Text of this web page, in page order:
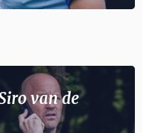
van de